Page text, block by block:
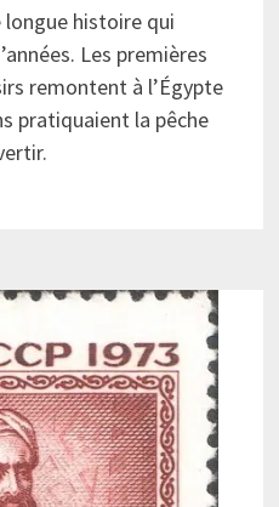
longue histoire qui
Les premières
remontent à l’Égypte
pratiquaient la pêche